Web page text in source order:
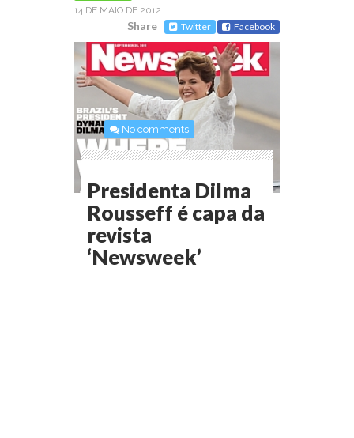
14 DE MAIO DE 2012
Share Twitter Facebook
No comments
Presidenta Dilma
Rousseff é capa da
revista
‘Newsweek’